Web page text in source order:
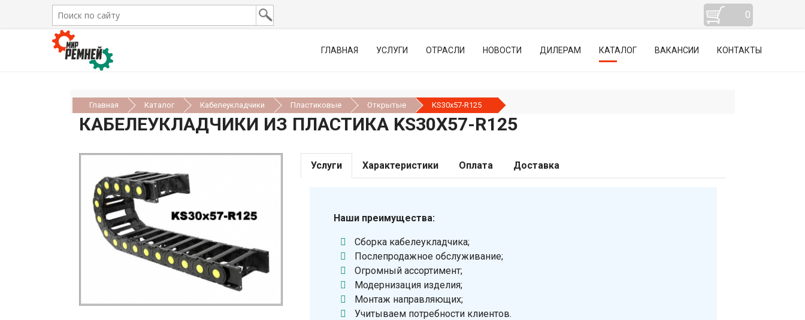
0
ГЛАВНАЯ УСЛУГИ ОТРАСЛИ НОВОСТИ ДИЛЕРАМ КАТАЛОГ ВАКАНСИИ КОНТАКТЫ
Главная Каталог Кабелеукладчики Пластиковые Открытые KS30х57-R125
КАБЕЛЕУКЛАДЧИКИ ИЗ ПЛАСТИКА KS30Х57-R125
Услуги Характеристики Оплата Доставка
Наши преимущества:
Сборка кабелеукладчика;
Послепродажное обслуживание;
Огромный ассортимент;
Модернизация изделия;
Монтаж направляющих;
Учитываем потребности клиентов.